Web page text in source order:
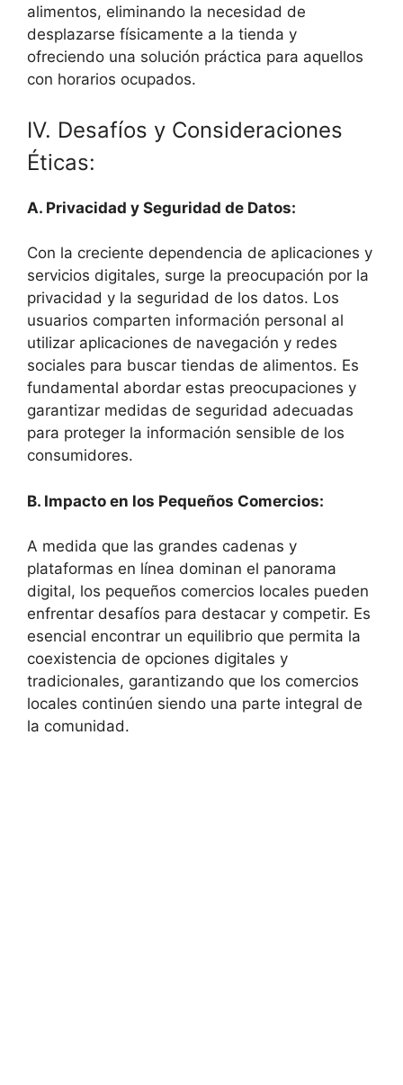
alimentos, eliminando la necesidad de
desplazarse físicamente a la tienda y
ofreciendo una solución práctica para aquellos
con horarios ocupados.
IV. Desafíos y Consideraciones
Éticas:
A. Privacidad y Seguridad de Datos:
Con la creciente dependencia de aplicaciones y
servicios digitales, surge la preocupación por la
privacidad y la seguridad de los datos. Los
usuarios comparten información personal al
utilizar aplicaciones de navegación y redes
sociales para buscar tiendas de alimentos. Es
fundamental abordar estas preocupaciones y
garantizar medidas de seguridad adecuadas
para proteger la información sensible de los
consumidores.
B. Impacto en los Pequeños Comercios:
A medida que las grandes cadenas y
plataformas en línea dominan el panorama
digital, los pequeños comercios locales pueden
enfrentar desafíos para destacar y competir. Es
esencial encontrar un equilibrio que permita la
coexistencia de opciones digitales y
tradicionales, garantizando que los comercios
locales continúen siendo una parte integral de
la comunidad.